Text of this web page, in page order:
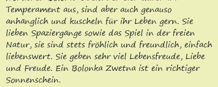
Temperament aus, sind aber auch genauso
anhänglich und kuscheln für ihr Leben gern. Sie
lieben Spaziergänge sowie das Spiel in der freien
Natur, sie sind stets fröhlich und freundlich, einfach
liebenswert. Sie geben sehr viel Lebensfreude, Liebe
und Freude. Ein Bolonka Zwetna ist ein richtiger
Sonnenschein.